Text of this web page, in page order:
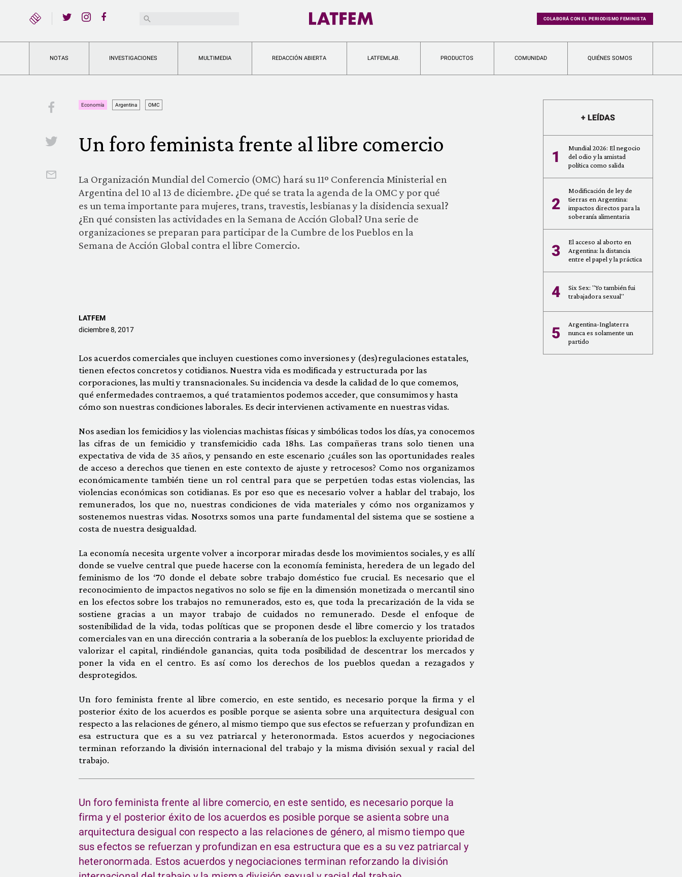
YouTubeBuscar: COLABORÁ CON EL PERIODISMO FEMINISTA
NOTAS INVESTIGACIONES MULTIMEDIA REDACCIÓN ABIERTA LATFEMLAB. PRODUCTOS COMUNIDAD QUIÉNES SOMOS
Facebook
Twitter
Email
Economía Argentina OMC
Un foro feminista frente al libre comercio
La Organización Mundial del Comercio (OMC) hará su 11º Conferencia Ministerial en
Argentina del 10 al 13 de diciembre. ¿De qué se trata la agenda de la OMC y por qué
es un tema importante para mujeres, trans, travestis, lesbianas y la disidencia sexual?
¿En qué consisten las actividades en la Semana de Acción Global? Una serie de
organizaciones se preparan para participar de la Cumbre de los Pueblos en la
Semana de Acción Global contra el libre Comercio.
LATFEM
diciembre 8, 2017
Los acuerdos comerciales que incluyen cuestiones como inversiones y (des)regulaciones estatales,
tienen efectos concretos y cotidianos. Nuestra vida es modificada y estructurada por las
corporaciones, las multi y transnacionales. Su incidencia va desde la calidad de lo que comemos,
qué enfermedades contraemos, a qué tratamientos podemos acceder, que consumimos y hasta
cómo son nuestras condiciones laborales. Es decir intervienen activamente en nuestras vidas.
Nos asedian los femicidios y las violencias machistas físicas y simbólicas todos los días, ya conocemos
las cifras de un femicidio y transfemicidio cada 18hs. Las compañeras trans solo tienen una
expectativa de vida de 35 años, y pensando en este escenario ¿cuáles son las oportunidades reales
de acceso a derechos que tienen en este contexto de ajuste y retrocesos? Como nos organizamos
económicamente también tiene un rol central para que se perpetúen todas estas violencias, las
violencias económicas son cotidianas. Es por eso que es necesario volver a hablar del trabajo, los
remunerados, los que no, nuestras condiciones de vida materiales y cómo nos organizamos y
sostenemos nuestras vidas. Nosotrxs somos una parte fundamental del sistema que se sostiene a
costa de nuestra desigualdad.
La economía necesita urgente volver a incorporar miradas desde los movimientos sociales, y es allí
donde se vuelve central que puede hacerse con la economía feminista, heredera de un legado del
feminismo de los ‘70 donde el debate sobre trabajo doméstico fue crucial. Es necesario que el
reconocimiento de impactos negativos no solo se fije en la dimensión monetizada o mercantil sino
en los efectos sobre los trabajos no remunerados, esto es, que toda la precarización de la vida se
sostiene gracias a un mayor trabajo de cuidados no remunerado. Desde el enfoque de
sostenibilidad de la vida, todas políticas que se proponen desde el libre comercio y los tratados
comerciales van en una dirección contraria a la soberanía de los pueblos: la excluyente prioridad de
valorizar el capital, rindiéndole ganancias, quita toda posibilidad de descentrar los mercados y
poner la vida en el centro. Es así como los derechos de los pueblos quedan a rezagados y
desprotegidos.
Un foro feminista frente al libre comercio, en este sentido, es necesario porque la firma y el
posterior éxito de los acuerdos es posible porque se asienta sobre una arquitectura desigual con
respecto a las relaciones de género, al mismo tiempo que sus efectos se refuerzan y profundizan en
esa estructura que es a su vez patriarcal y heteronormada. Estos acuerdos y negociaciones
terminan reforzando la división internacional del trabajo y la misma división sexual y racial del
trabajo.
Un foro feminista frente al libre comercio, en este sentido, es necesario porque la
firma y el posterior éxito de los acuerdos es posible porque se asienta sobre una
arquitectura desigual con respecto a las relaciones de género, al mismo tiempo que
sus efectos se refuerzan y profundizan en esa estructura que es a su vez patriarcal y
heteronormada. Estos acuerdos y negociaciones terminan reforzando la división
+ LEÍDAS
1
Mundial 2026: El negocio
del odio y la amistad
política como salida
2
Modificación de ley de
tierras en Argentina:
impactos directos para la
soberanía alimentaria
3
El acceso al aborto en
Argentina: la distancia
entre el papel y la práctica
4
Six Sex: "Yo también fui
trabajadora sexual"
5
Argentina-Inglaterra
nunca es solamente un
partido